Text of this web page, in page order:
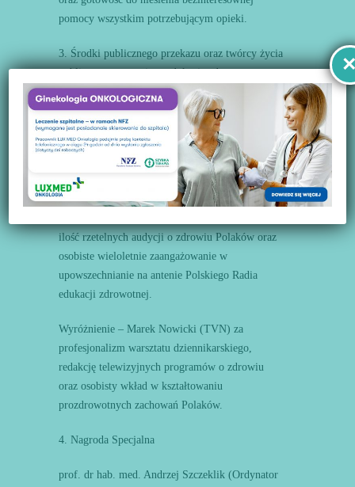
pomocy wszystkim potrzebującym opieki.
3. Środki publicznego przekazu oraz twórcy życia
publicznego promujący edukację zdrowotną
Nagroda Główna – Beata Jaworowska oraz Ewa
Zientarska (Gazeta Wyborcza) w uznaniu roli
projektu „Lata lecą”, podjętej próbie przełamania
izolacji seniorów oraz ukazaniu potrzeb i
problemów osób starszych.
ilość rzetelnych audycji o zdrowiu Polaków oraz
osobiste wieloletnie zaangażowanie w
upowszechnianie na antenie Polskiego Radia
edukacji zdrowotnej.
Wyróżnienie – Marek Nowicki (TVN) za
profesjonalizm warsztatu dziennikarskiego,
redakcję telewizyjnych programów o zdrowiu
oraz osobisty wkład w kształtowaniu
prozdrowotnych zachowań Polaków.
4. Nagroda Specjalna
prof. dr hab. med. Andrzej Szczeklik (Ordynator